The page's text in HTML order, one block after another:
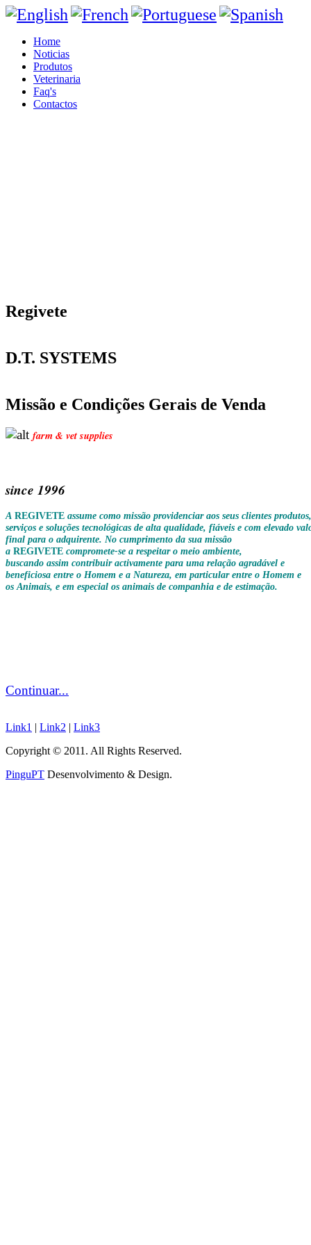
Home
Noticias
Produtos
Veterinaria
Faq's
Contactos
Regivete
D.T. SYSTEMS
Missão e Condições Gerais de Venda
farm & vet supplies
since 1996
A REGIVETE assume como missão providenciar aos seus clientes produtos,
serviços e soluções tecnológicas de alta qualidade, fiáveis e com elevado
final para o adquirente. No cumprimento da sua missâo
a REGIVETE compromete-se a respeitar o meio ambiente,
buscando assim contribuir activamente para uma relação agradável e
beneficiosa entre o Homem e a Natureza, em particular entre o Homem e
os Animais, e em especial os animais de companhia e de estimação.
Continuar...
Link1 | Link2 | Link3
Copyright © 2011. All Rights Reserved.
PinguPT Desenvolvimento & Design.